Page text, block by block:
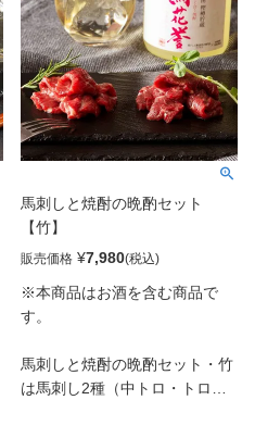
馬刺しと焼酎の晩酌セット
【竹】
販売価格 ¥7,980
※本商品はお酒を含む商品で
す。
馬刺しと焼酎の晩酌セット・竹
は馬刺し2種（中トロ・トロ）